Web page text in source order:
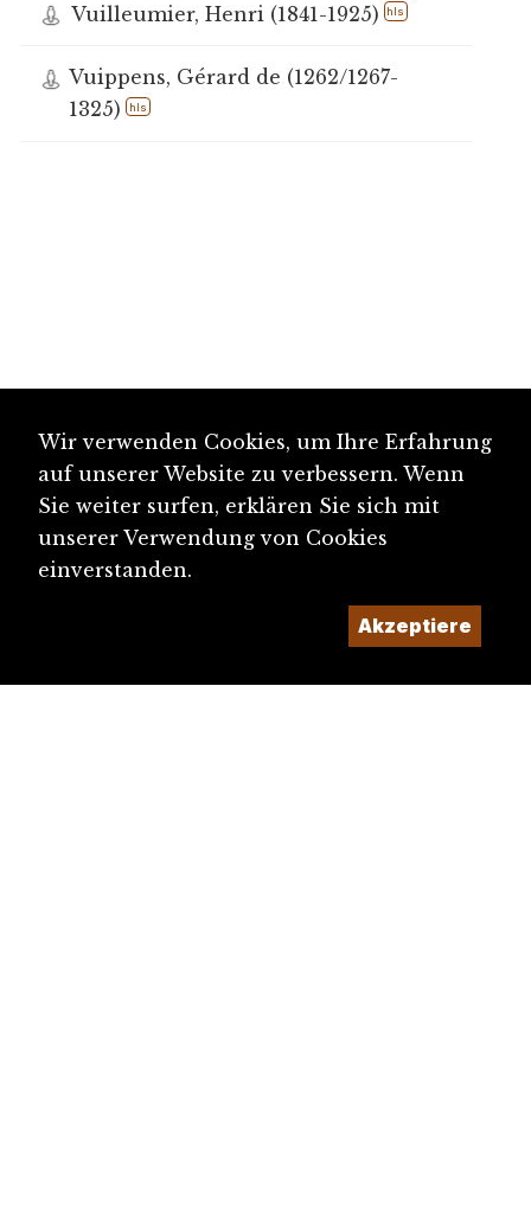
Vuilleumier, Henri (1841-1925) hls
Vuippens, Gérard de (1262/1267-
1325)
hls
Wir verwenden Cookies, um Ihre Erfahrung
auf unserer Website zu verbessern. Wenn
Sie weiter surfen, erklären Sie sich mit
unserer Verwendung von Cookies
einverstanden.
Akzeptiere